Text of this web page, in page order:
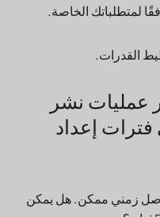
لمتطلباتك الخاصة.
القدرات.
عمليات نشر
إعداد
زمني ممكن. هل يمكن